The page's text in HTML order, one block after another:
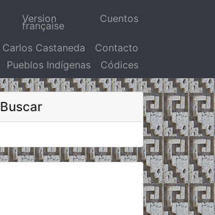
Version
française
Cuentos
Carlos Castaneda
Contacto
Pueblos Indígenas Códices
Buscar